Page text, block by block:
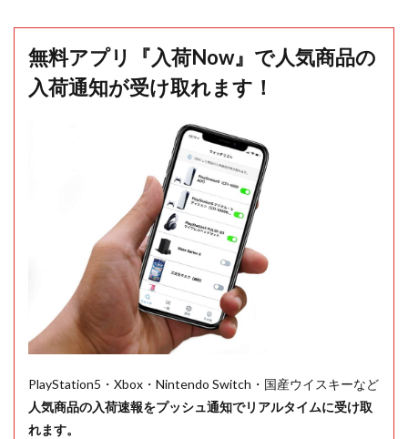
無料アプリ『入荷Now』で人気商品の
入荷通知が受け取れます！
PlayStation5・Xbox・Nintendo Switch・国産ウイスキーなど
人気商品の入荷速報をプッシュ通知でリアルタイムに受け取
れます。